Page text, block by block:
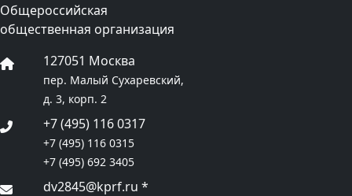
Общероссийская
общественная организация
127051 Москва
пер. Малый Сухаревский,
д. 3, корп. 2
+7 (495) 116 0317
+7 (495) 116 0315
+7 (495) 692 3405
dv2845@kprf.ru *